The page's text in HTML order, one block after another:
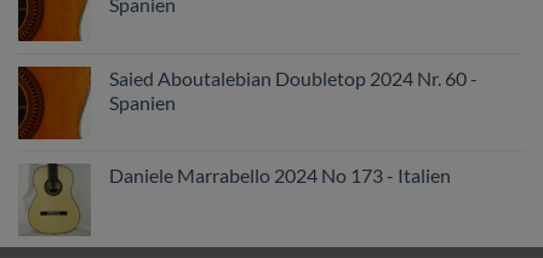
Saied Aboutalebian Doubletop 2024 Nr. 60 -
Spanien
Daniele Marrabello 2024 No 173 - Italien